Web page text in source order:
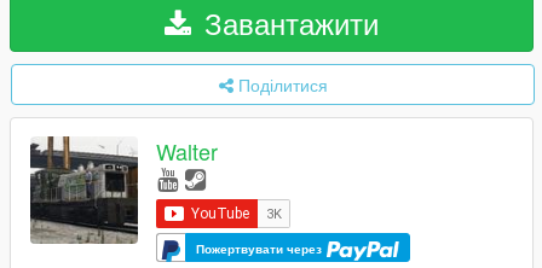
Завантажити
Поділитися
Walter
Пожертвувати через